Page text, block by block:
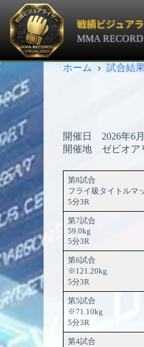
キ
ッ
戦績ビジュア
MMA
ホーム 試合結
開催日 2026年6
開催地 ゼビオア
第8試合
フライ級タイトルマ
5分3R
第7試合
59.0kg
5分3R
第6試合
※121.20kg
5分3R
第5試合
※71.10kg
5分3R
第4試合